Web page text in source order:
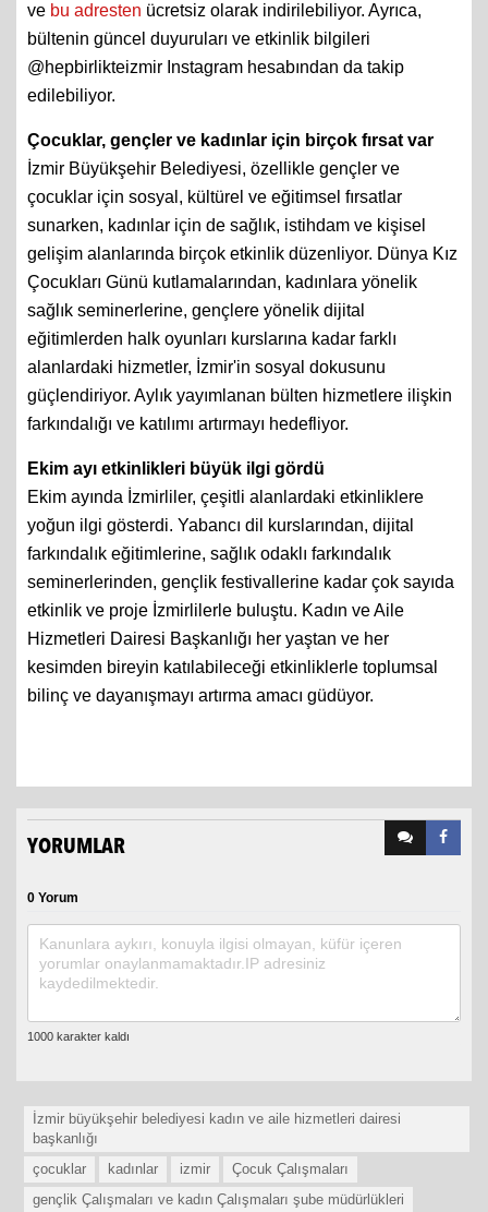
ve bu adresten ücretsiz olarak indirilebiliyor. Ayrıca,
bültenin güncel duyuruları ve etkinlik bilgileri
@hepbirlikteizmir Instagram hesabından da takip
edilebiliyor.
Çocuklar, gençler ve kadınlar için birçok fırsat var
İzmir Büyükşehir Belediyesi, özellikle gençler ve
çocuklar için sosyal, kültürel ve eğitimsel fırsatlar
sunarken, kadınlar için de sağlık, istihdam ve kişisel
gelişim alanlarında birçok etkinlik düzenliyor. Dünya Kız
Çocukları Günü kutlamalarından, kadınlara yönelik
sağlık seminerlerine, gençlere yönelik dijital
eğitimlerden halk oyunları kurslarına kadar farklı
alanlardaki hizmetler, İzmir'in sosyal dokusunu
güçlendiriyor. Aylık yayımlanan bülten hizmetlere ilişkin
farkındalığı ve katılımı artırmayı hedefliyor.
Ekim ayı etkinlikleri büyük ilgi gördü
Ekim ayında İzmirliler, çeşitli alanlardaki etkinliklere
yoğun ilgi gösterdi. Yabancı dil kurslarından, dijital
farkındalık eğitimlerine, sağlık odaklı farkındalık
seminerlerinden, gençlik festivallerine kadar çok sayıda
etkinlik ve proje İzmirlilerle buluştu. Kadın ve Aile
Hizmetleri Dairesi Başkanlığı her yaştan ve her
kesimden bireyin katılabileceği etkinliklerle toplumsal
bilinç ve dayanışmayı artırma amacı güdüyor.
YORUMLAR
0 Yorum
İzmir büyükşehir belediyesi kadın ve aile hizmetleri dairesi
başkanlığı
çocuklar
kadınlar izmir
Çocuk Çalışmaları
gençlik Çalışmaları ve kadın Çalışmaları şube müdürlükleri